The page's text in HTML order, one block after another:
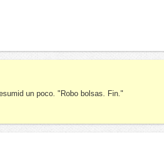
un poco. "Robo bolsas. Fin."